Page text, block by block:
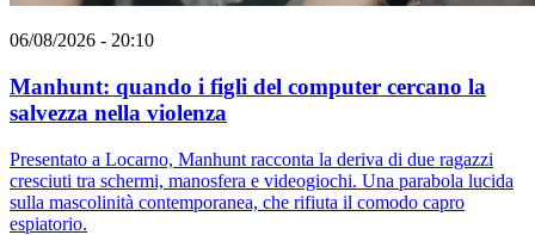
06/08/2026 - 20:10
Manhunt: quando i figli del computer cercano la
salvezza nella violenza
Presentato a Locarno, Manhunt racconta la deriva di due ragazzi
cresciuti tra schermi, manosfera e videogiochi. Una parabola lucida
sulla mascolinità contemporanea, che rifiuta il comodo capro
espiatorio.